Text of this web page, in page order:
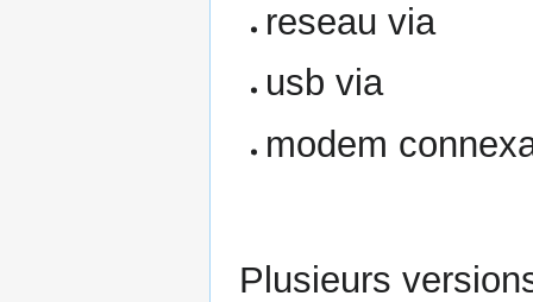
reseau via
usb via
modem
Plusieurs